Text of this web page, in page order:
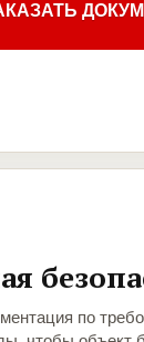
по